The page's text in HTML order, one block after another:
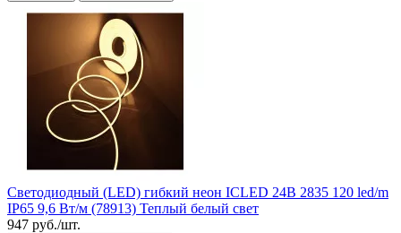
Светодиодный (LED) гибкий неон ICLED 24В 2835 120 led/m
IP65 9,6 Вт/м (78913) Теплый белый свет
947 руб./шт.